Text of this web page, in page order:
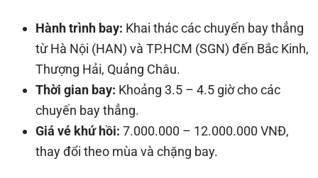
Hành trình bay: Khai thác các chuyến bay thẳng
từ Hà Nội (HAN) và TP.HCM (SGN) đến Bắc Kinh,
Thượng Hải, Quảng Châu.
Thời gian bay: Khoảng 3.5 – 4.5 giờ cho các
chuyến bay thẳng.
Giá vé khứ hồi: 7.000.000 – 12.000.000 VNĐ,
thay đổi theo mùa và chặng bay.